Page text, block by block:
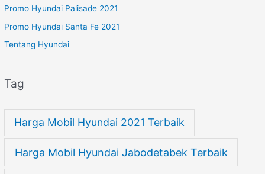
Promo Hyundai Palisade 2021
Promo Hyundai Santa Fe 2021
Tentang Hyundai
Tag
Harga Mobil Hyundai 2021 Terbaik
Harga Mobil Hyundai Jabodetabek Terbaik